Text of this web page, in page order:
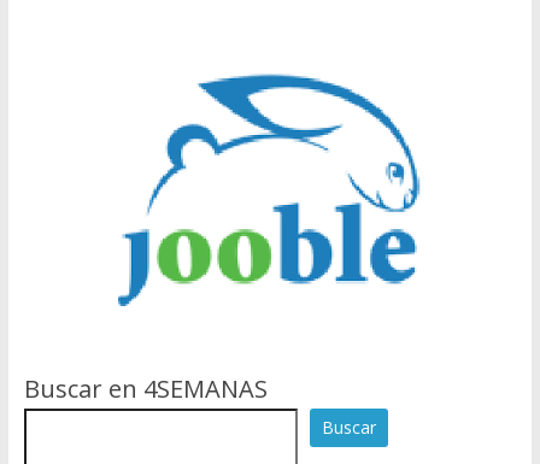
Buscar en 4SEMANAS
Buscar